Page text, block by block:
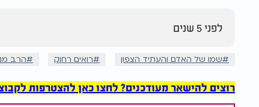
לפני 5 שנים
שמו של האדם והעתיד הצפון רואים רחוק הרב
רוצים להישאר מעודכנים? לחצו כאן להצטרפות לקבוצות